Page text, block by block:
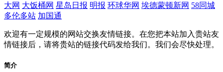
大网 大饭桶网 星岛日报 明报 环球华网 埃德蒙顿新网 58同城
多伦多站 加国通
欢迎有一定规模的网站交换友情链接。在您把本站加入贵站友
情链接后，请将贵站的链接代码发给我们。我们会尽快处理。
简介